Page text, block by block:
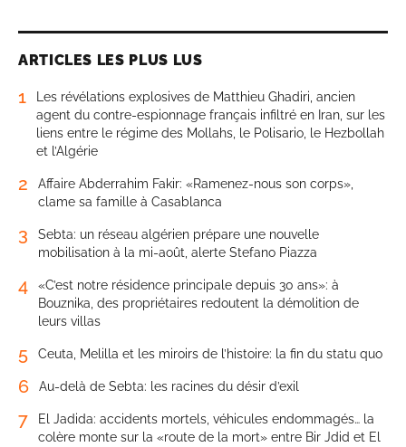
ARTICLES LES PLUS LUS
1
Les révélations explosives de Matthieu Ghadiri, ancien
agent du contre-espionnage français infiltré en Iran, sur les
liens entre le régime des Mollahs, le Polisario, le Hezbollah
et l’Algérie
2
Affaire Abderrahim Fakir: «Ramenez-nous son corps»,
clame sa famille à Casablanca
3
Sebta: un réseau algérien prépare une nouvelle
mobilisation à la mi-août, alerte Stefano Piazza
4
«C’est notre résidence principale depuis 30 ans»: à
Bouznika, des propriétaires redoutent la démolition de
leurs villas
5 Ceuta, Melilla et les miroirs de l’histoire: la fin du statu quo
6 Au-delà de Sebta: les racines du désir d’exil
7
El Jadida: accidents mortels, véhicules endommagés… la
colère monte sur la «route de la mort» entre Bir Jdid et El